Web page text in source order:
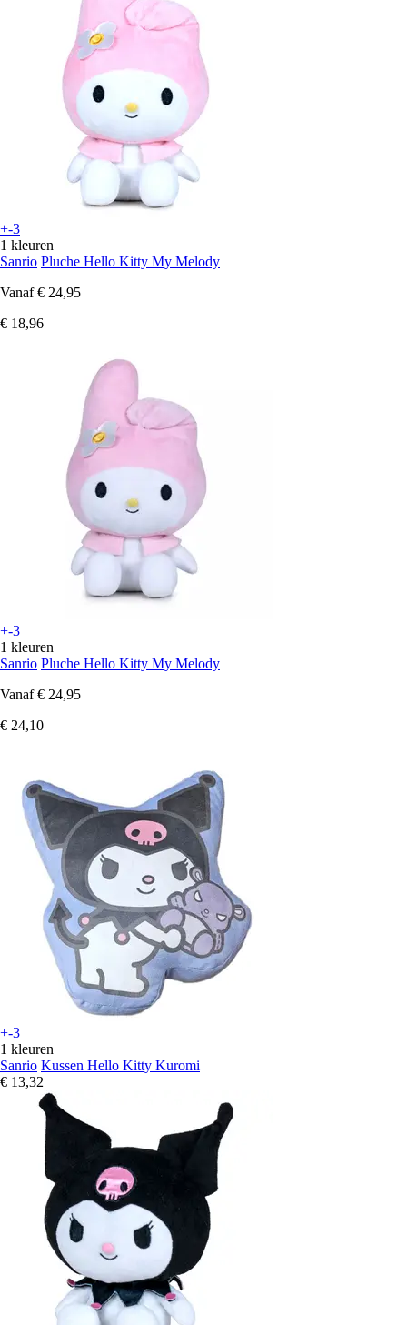
+-3
1 kleuren
Sanrio Pluche Hello Kitty My Melody
Vanaf € 24,95
€ 18,96
+-3
1 kleuren
Sanrio Pluche Hello Kitty My Melody
Vanaf € 24,95
€ 24,10
+-3
1 kleuren
Sanrio Kussen Hello Kitty Kuromi
€ 13,32